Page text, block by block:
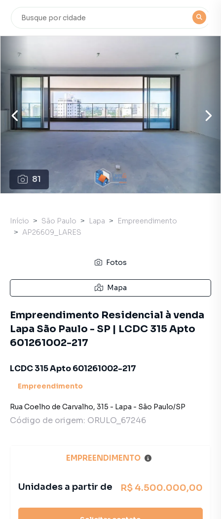
81
Início São Paulo Lapa
Empreendimento
AP26609_LARES
Fotos
Mapa
Empreendimento Residencial à venda
Lapa São Paulo - SP | LCDC 315 Apto
601261002-217
LCDC 315 Apto 601261002-217
Empreendimento
Rua Coelho de Carvalho, 315 - Lapa - São Paulo/SP
Código de origem: ORULO_67246
EMPREENDIMENTO
Unidades a partir de R$ 4.500.000,00